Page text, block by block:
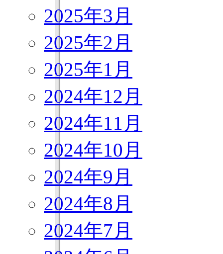
2025年3月
2025年2月
2025年1月
2024年12月
2024年11月
2024年10月
2024年9月
2024年8月
2024年7月